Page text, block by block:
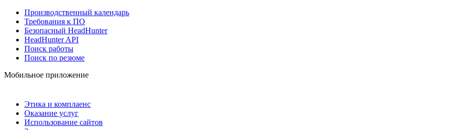
Производственный календарь
Требования к ПО
Безопасный HeadHunter
HeadHunter API
Поиск работы
Поиск по резюме
Мобильное приложение
Этика и комплаенс
Оказание услуг
Использование сайтов